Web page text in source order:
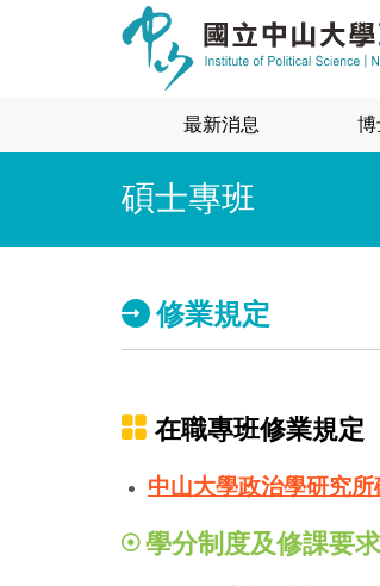
最新消息 博
碩士專班
修業規定
在職專班修業規定
中山大學政治學研究
學分制度及修課要求